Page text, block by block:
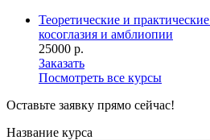
Теоретические и
косоглазия и амблиопии
25000 р.
Заказать
Посмотреть все курсы
Оставьте заявку прямо сейчас!
Название курса